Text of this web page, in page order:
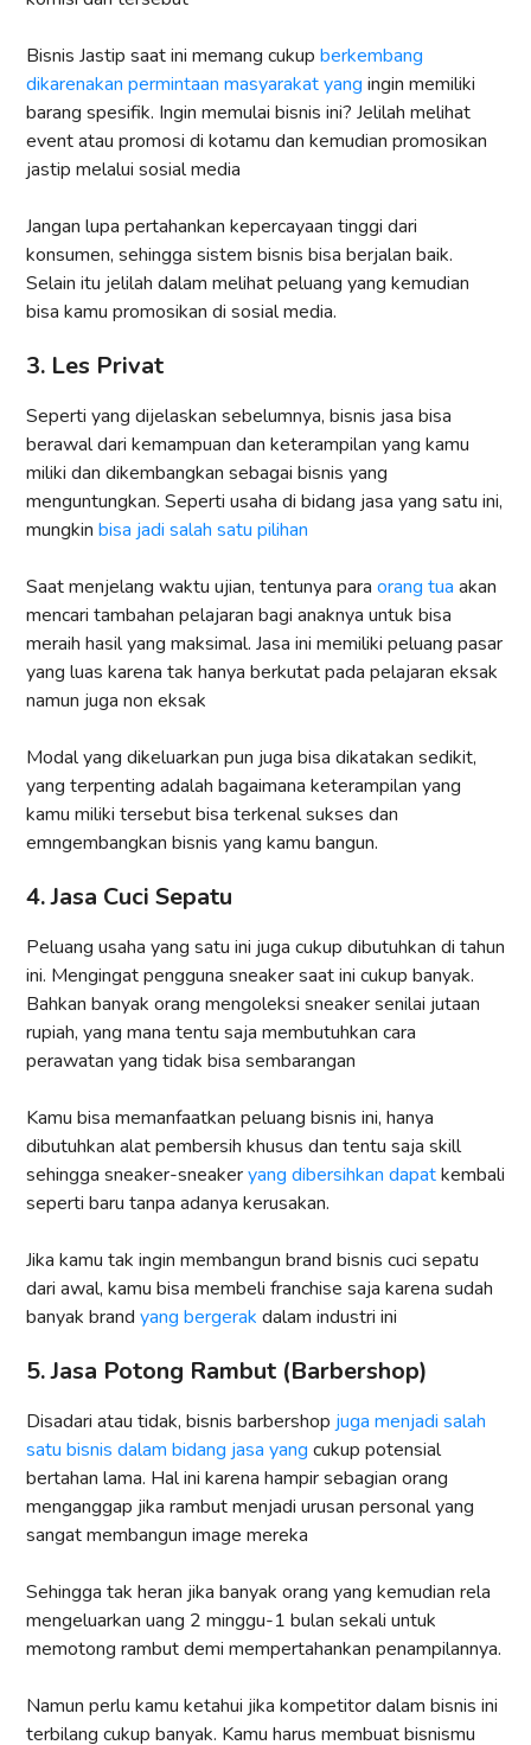
Bisnis Jastip saat ini memang cukup berkembang
dikarenakan permintaan masyarakat yang ingin memiliki
barang spesifik. Ingin memulai bisnis ini? Jelilah melihat
event atau promosi di kotamu dan kemudian promosikan
jastip melalui sosial media
Jangan lupa pertahankan kepercayaan tinggi dari
konsumen, sehingga sistem bisnis bisa berjalan baik.
Selain itu jelilah dalam melihat peluang yang kemudian
bisa kamu promosikan di sosial media.
3. Les Privat
Seperti yang dijelaskan sebelumnya, bisnis jasa bisa
berawal dari kemampuan dan keterampilan yang kamu
miliki dan dikembangkan sebagai bisnis yang
menguntungkan. Seperti usaha di bidang jasa yang satu ini,
mungkin bisa jadi salah satu pilihan
Saat menjelang waktu ujian, tentunya para orang tua akan
mencari tambahan pelajaran bagi anaknya untuk bisa
meraih hasil yang maksimal. Jasa ini memiliki peluang pasar
yang luas karena tak hanya berkutat pada pelajaran eksak
namun juga non eksak
Modal yang dikeluarkan pun juga bisa dikatakan sedikit,
yang terpenting adalah bagaimana keterampilan yang
kamu miliki tersebut bisa terkenal sukses dan
emngembangkan bisnis yang kamu bangun.
4. Jasa Cuci Sepatu
Peluang usaha yang satu ini juga cukup dibutuhkan di tahun
ini. Mengingat pengguna sneaker saat ini cukup banyak.
Bahkan banyak orang mengoleksi sneaker senilai jutaan
rupiah, yang mana tentu saja membutuhkan cara
perawatan yang tidak bisa sembarangan
Kamu bisa memanfaatkan peluang bisnis ini, hanya
dibutuhkan alat pembersih khusus dan tentu saja skill
sehingga sneaker-sneakeryang dibersihkan dapatkembali
seperti baru tanpa adanya kerusakan.
Jika kamu tak ingin membangun brand bisnis cuci sepatu
dari awal, kamu bisa membeli franchise saja karena sudah
banyak brand yang bergerak dalam industri ini
5. Jasa Potong Rambut (Barbershop)
Disadari atau tidak, bisnis barbershop juga menjadi salah
satu bisnis dalam bidang jasa yang cukup potensial
bertahan lama. Hal ini karena hampir sebagian orang
menganggap jika rambut menjadi urusan personal yang
sangat membangun image mereka
Sehingga tak heran jika banyak orang yang kemudian rela
mengeluarkan uang 2 minggu-1 bulan sekali untuk
memotong rambut demi mempertahankan penampilannya.
Namun perlu kamu ketahui jika kompetitor dalam bisnis ini
terbilang cukup banyak. Kamu harus membuat bisnismu